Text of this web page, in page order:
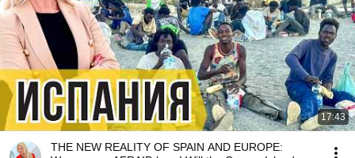
17:43
THE NEW REALITY OF SPAIN AND EUROPE: